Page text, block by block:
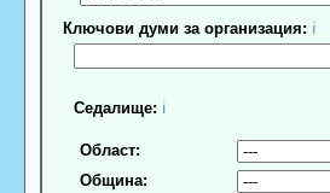
Ключови думи за организация: ℹ
Седалище: ℹ
Област:
Община: